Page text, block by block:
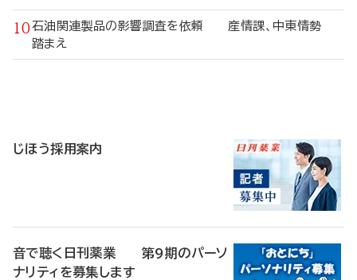
石油関連製品の影響調査を依頼 産情課、中東情勢
踏まえ
じほう採用案内
音で聴く日刊薬業 第9期のパーソ
ナリティを募集します